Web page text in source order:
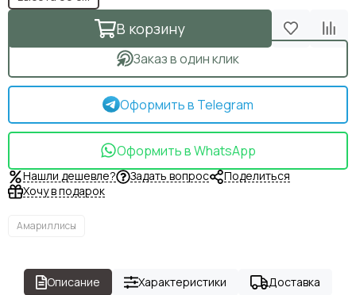
В корзину
Заказ в один клик
Оформить в Telegram
Оформить в WhatsApp
Нашли дешевле? Задать вопрос
Поделиться
Хочу в подарок
Амариллисы
Описание Характеристики
Доставка